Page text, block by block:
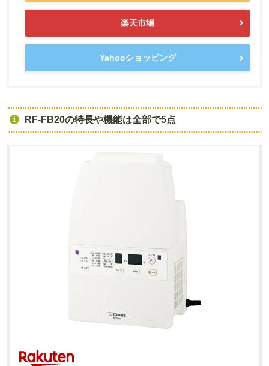
楽天市場
Yahooショッピング
RF-FB20の特長や機能は全部で5点